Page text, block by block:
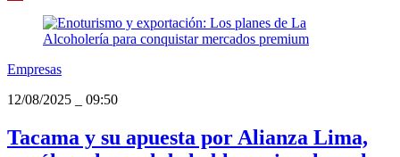
Empresas
12/08/2025
09:50
Tacama y su apuesta por Alianza Lima,